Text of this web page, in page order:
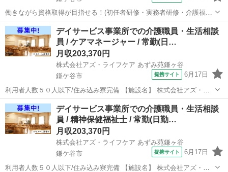
働きながら資格取得が目指せる！(初任者研修・実務者研修・介護福祉
士)/住み込み寮完備/託児所完備でひとり親・シングルマザーにもおす
すめ 【施設名】 医療法人社団 一心会 初富保健病院 【勤務地】 千葉
県 鎌ケ谷市 【ア...
千葉 鎌ケ谷市 介護士
デイサービス事業所での介護職員・生活相談
員 / ケアマネージャー / 常勤(日…
月収203,370円
株式会社アズ・ライフケア あずみ苑鎌ヶ谷
鎌ケ谷市
提携サイト 6月17日
利用者人数５０人以下/住み込み寮完備 【施設名】 株式会社アズ・ラ
イフケア あずみ苑鎌ヶ谷 【勤務地】 千葉県 鎌ケ谷市 【アクセス】
鎌ケ谷駅から徒歩20分 鎌ケ谷駅/馬込沢駅/鎌ケ谷大仏駅 【雇用形
態】常勤(日勤...
千葉 鎌ケ谷市 介護士
デイサービス事業所での介護職員・生活相談
員 / 精神保健福祉士 / 常勤(日勤…
月収203,370円
株式会社アズ・ライフケア あずみ苑鎌ヶ谷
鎌ケ谷市
提携サイト 6月17日
利用者人数５０人以下/住み込み寮完備 【施設名】 株式会社アズ・ラ